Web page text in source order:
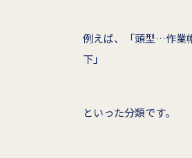
例えば、「頭型…作業
下」
といった分類です。